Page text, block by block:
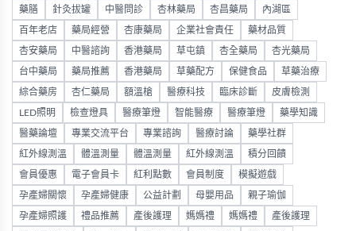
藥膳 針灸拔罐 中醫問診 杏林藥局 杏昌藥局 內湖區
百年老店 藥局經營 杏康藥局 企業社會責任 藥材品質
杏安藥局 中醫諮詢 香港藥局 草屯鎮 杏全藥局 杏光藥局
台中藥局 藥局推薦 香港藥局 草藥配方 保健食品 草藥治療
綜合藥房 杏仁藥局 額溫槍 醫療科技 臨床診斷 皮膚檢測
LED照明 檢查燈具 醫療筆燈 智能醫療 醫療筆燈 藥學知識
醫藥論壇 專業交流平台 專業諮詢 醫療討論 藥學社群
紅外線測溫 體溫測量 體溫測量 紅外線測溫 積分回饋
會員優惠 電子會員卡 紅利點數 會員制度 模擬遊戲
孕產婦關懷 孕產婦健康 公益計劃 母嬰用品 親子瑜伽
孕產婦照護 禮品推薦 產後護理 媽媽禮 媽媽禮 產後護理